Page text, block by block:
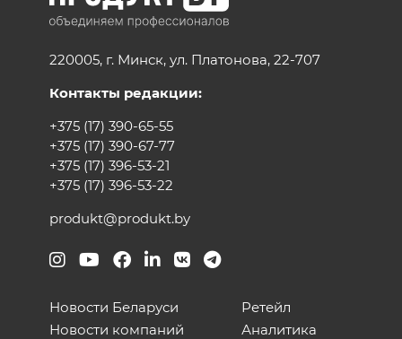
220005, г. Минск, ул. Платонова, 22-707
Контакты редакции:
+375 (17) 390-65-55
+375 (17) 390-67-77
+375 (17) 396-53-21
+375 (17) 396-53-22
produkt@produkt.by
Новости Беларуси
Новости компаний
Ретейл
Аналитика